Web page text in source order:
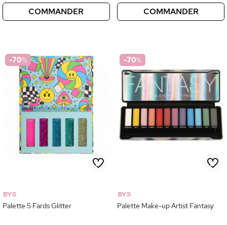
COMMANDER COMMANDER
-70%
BYS
Palette 5 Fards Glitter
-70%
BYS
Palette Make-up Artist Fantasy